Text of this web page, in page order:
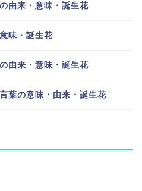
由来・意味・誕生花
味・誕生花
由来・意味・誕生花
葉の意味・由来・誕生花